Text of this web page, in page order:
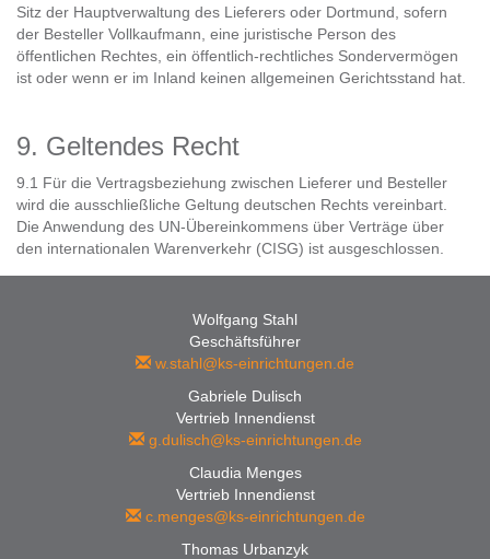
Sitz der Hauptverwaltung des Lieferers oder Dortmund, sofern
der Besteller Vollkaufmann, eine juristische Person des
öffentlichen Rechtes, ein öffentlich-rechtliches Sondervermögen
ist oder wenn er im Inland keinen allgemeinen Gerichtsstand hat.
9. Geltendes Recht
9.1 Für die Vertragsbeziehung zwischen Lieferer und Besteller
wird die ausschließliche Geltung deutschen Rechts vereinbart.
Die Anwendung des UN-Übereinkommens über Verträge über
den internationalen Warenverkehr (CISG) ist ausgeschlossen.
Wolfgang Stahl
Geschäftsführer
w.stahl@ks-einrichtungen.de
Gabriele Dulisch
Vertrieb Innendienst
g.dulisch@ks-einrichtungen.de
Claudia Menges
Vertrieb Innendienst
c.menges@ks-einrichtungen.de
Thomas Urbanzyk